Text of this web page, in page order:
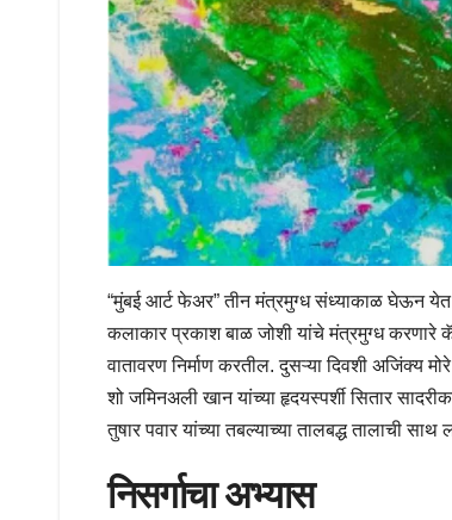
“मुंबई आर्ट फेअर” तीन मंत्रमुग्ध संध्याकाळ घेऊन येत
कलाकार प्रकाश बाळ जोशी यांचे मंत्रमुग्ध करणारे
वातावरण निर्माण करतील. दुसऱ्या दिवशी अजिंक्य
शो जमिनअली खान यांच्या हृदयस्पर्शी सितार
तुषार पवार यांच्या तबल्याच्या तालबद्ध तालाची
निसर्गाचा अभ्यास